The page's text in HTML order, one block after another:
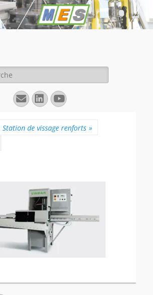
:
E-
mail
Linkedin
YouTube
Station de vissage renforts »